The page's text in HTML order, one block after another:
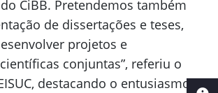
do CiBB. Pretendemos também
de dissertações e teses,
projetos e
conjuntas”, referiu o
destacando o entusiasmo